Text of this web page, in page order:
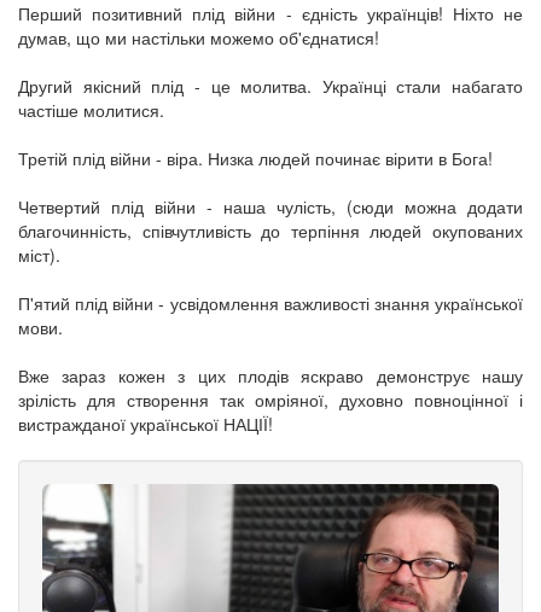
Перший позитивний плід війни - єдність українців! Ніхто не
думав, що ми настільки можемо об'єднатися!
Другий якісний плід - це молитва. Українці стали набагато
частіше молитися.
Третій плід війни - віра. Низка людей починає вірити в Бога!
Четвертий плід війни - наша чулість, (сюди можна додати
благочинність, співчутливість до терпіння людей окупованих
міст).
П'ятий плід війни - усвідомлення важливості знання української
мови.
Вже зараз кожен з цих плодів яскраво демонструє нашу
зрілість для створення так омріяної, духовно повноцінної і
вистражданої української НАЦІЇ!